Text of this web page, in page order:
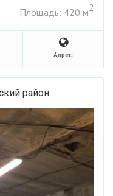
Площадь: 420 м2
Адрес:
район